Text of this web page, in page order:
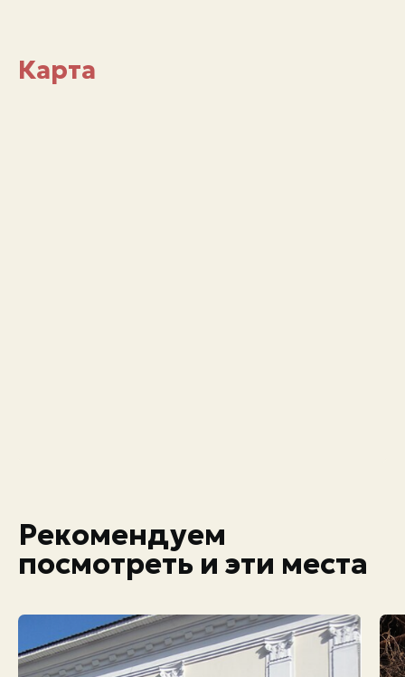
Карта
Рекомендуем
посмотреть и эти места